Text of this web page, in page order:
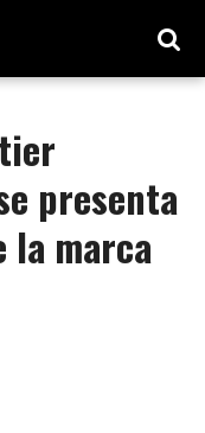
presenta
la marca